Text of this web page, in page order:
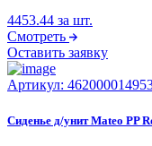
4453.44 за шт.
Смотреть
Оставить заявку
Артикул:
Сиденье д/унит Mateo PP